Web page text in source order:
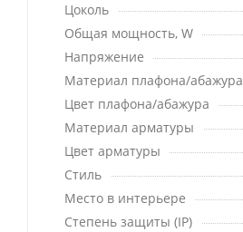
Цоколь
Общая мощность, W
Напряжение
Материал плафона/абажура
Цвет плафона/абажура
Материал арматуры
Цвет арматуры
Стиль
Место в интерьере
Степень защиты (IP)